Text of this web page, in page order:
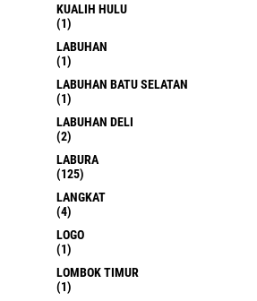
KUALIH HULU
(1)
LABUHAN
(1)
LABUHAN BATU SELATAN
(1)
LABUHAN DELI
(2)
LABURA
(125)
LANGKAT
(4)
LOGO
(1)
LOMBOK TIMUR
(1)